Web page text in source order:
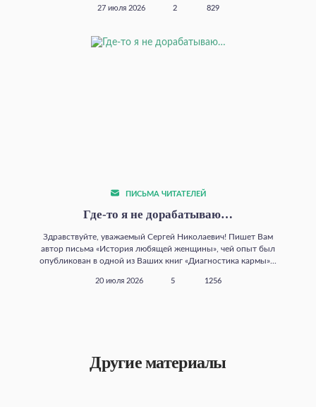
27 июля 2026 2 829
ПИСЬМА ЧИТАТЕЛЕЙ
Где‑то я не дорабатываю…
Здравствуйте, уважаемый Сергей Николаевич! Пишет Вам
автор письма «История любящей женщины», чей опыт был
опубликован в одной из Ваших книг «Диагностика кармы»...
20 июля 2026 5 1256
Другие материалы